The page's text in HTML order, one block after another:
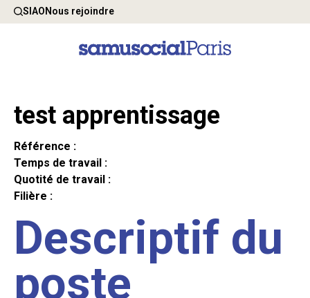
SIAONous rejoindre
test apprentissage
Référence :
Temps de travail :
Quotité de travail :
Filière :
Descriptif du
poste